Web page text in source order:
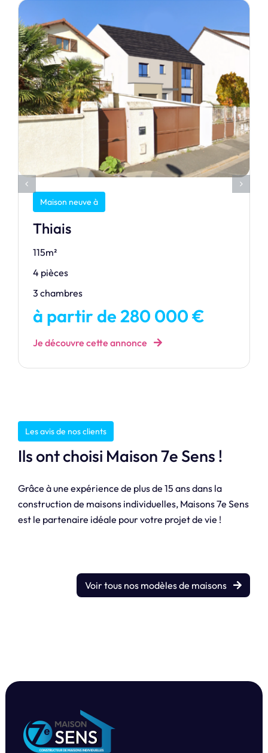
Maison neuve à
Thiais
115m²
4 pièces
3 chambres
à partir de 280 000 €
Je découvre cette annonce
Les avis de nos clients
Ils ont choisi Maison 7e Sens !
Grâce à une expérience de plus de 15 ans dans la
construction de maisons individuelles, Maisons 7e Sens
est le partenaire idéale pour votre projet de vie !
Voir tous nos modèles de maisons